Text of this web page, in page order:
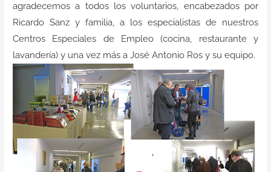
agradecemos a todos los voluntarios, encabezados por
Ricardo Sanz y familia, a los especialistas de nuestros
Centros Especiales de Empleo (cocina, restaurante y
lavandería) y una vez más a José Antonio Ros y su equipo.